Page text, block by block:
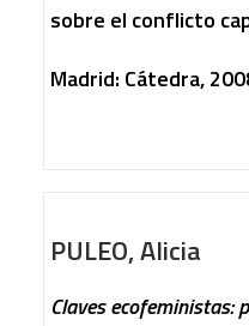
sobre el conflicto
Madrid: Cátedra,
PULEO, Alicia
Claves ecofeministas: